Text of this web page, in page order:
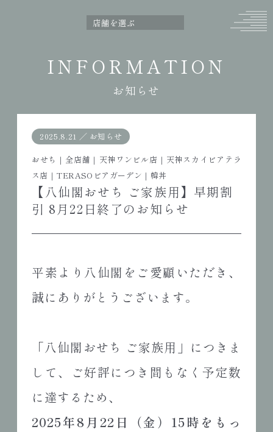
INFORMATION
お知らせ
2025.8.21 ／ お知らせ
おせち ｜ 全店舗 ｜ 天神ワンビル店 ｜ 天神スカイビアテラ
ス店 ｜ TERASOビアガーデン ｜ 韓丼
【八仙閣おせち ご家族用】早期割
引 8月22日終了のお知らせ
平素より八仙閣をご愛顧いただき、
誠にありがとうございます。
「八仙閣おせち ご家族用」につきま
して、ご好評につき間もなく予定数
に達するため、
2025年8月22日（金）15時をもっ